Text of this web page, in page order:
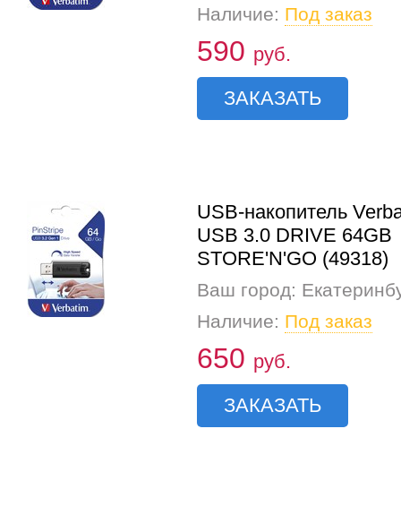
Наличие: Под заказ
590 руб.
ЗАКАЗАТЬ
USB-накопитель
USB 3.0 DRIVE 64GB
STORE'N'GO (49318)
Ваш город:
Наличие: Под заказ
650 руб.
ЗАКАЗАТЬ